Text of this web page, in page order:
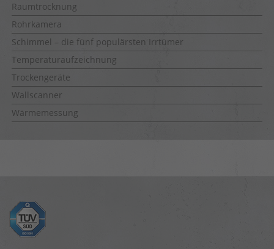
Raumtrocknung
Rohrkamera
Schimmel – die fünf populärsten Irrtümer
Temperaturaufzeichnung
Trockengeräte
Wallscanner
Wärmemessung